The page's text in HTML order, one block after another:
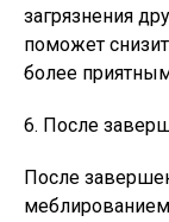
загрязнения
поможет
более
6. После
После